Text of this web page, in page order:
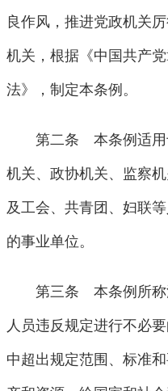
良作风，推进党政机关
机关，根据《中国共产
法》，制定本条例。
第二条 本条例适用
机关、政协机关、监察
及工会、共青团、妇联
的事业单位。
第三条 本条例所称
人员违反规定进行不必
中超出规定范围、标准